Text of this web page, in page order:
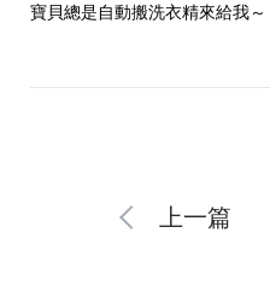
寶貝總是自動搬洗衣精來給我～
上一篇